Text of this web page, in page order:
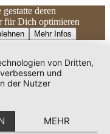
deren
für Dich optimieren
Mehr Infos
und Erfahrungen zu
UNIQUE DOG
100%
Empfehlungen auf
ProvenExpert.com
Bewertungen auf
2
von Dritten,
und
der Nutzer
MEHR